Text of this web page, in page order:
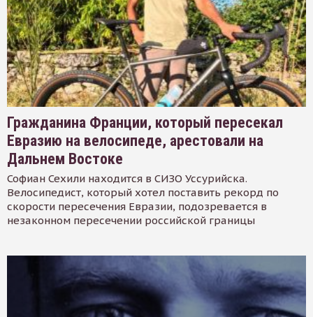
Гражданина Франции, который пересекал
Евразию на велосипеде, арестовали на
Дальнем Востоке
Софиан Сехили находится в СИЗО Уссурийска.
Велосипедист, который хотел поставить рекорд по
скорости пересечения Евразии, подозревается в
незаконном пересечении российской границы